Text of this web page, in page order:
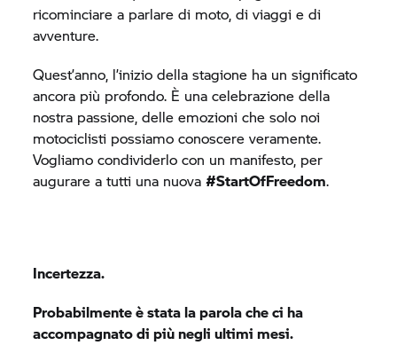
ricominciare a parlare di moto, di viaggi e di
avventure.
Quest’anno, l’inizio della stagione ha un significato
ancora più profondo. È una celebrazione della
nostra passione, delle emozioni che solo noi
motociclisti possiamo conoscere veramente.
Vogliamo condividerlo con un manifesto, per
augurare a tutti una nuova#StartOfFreedom.
Incertezza.
Probabilmente è stata la parola che ci ha
accompagnato di più negli ultimi mesi.